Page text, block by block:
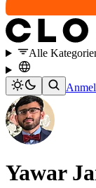
Alle
Yawar